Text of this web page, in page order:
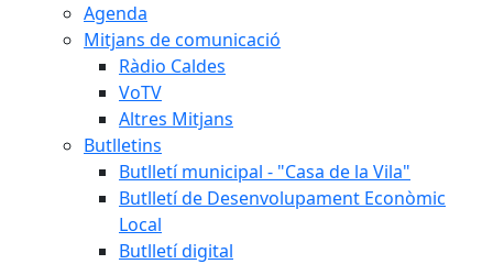
Agenda
Mitjans de comunicació
Ràdio Caldes
VoTV
Altres Mitjans
Butlletins
Butlletí municipal - "Casa de la Vila"
Butlletí de Desenvolupament Econòmic
Local
Butlletí digital